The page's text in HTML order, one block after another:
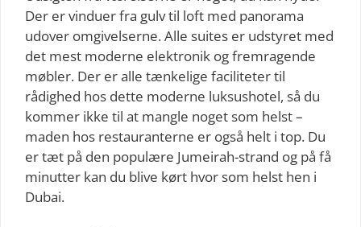
Der er vinduer fra gulv til loft med panorama
udover omgivelserne. Alle suites er udstyret med
det mest moderne elektronik og fremragende
møbler. Der er alle tænkelige faciliteter til
rådighed hos dette moderne luksushotel, så du
kommer ikke til at mangle noget som helst –
maden hos restauranterne er også helt i top. Du
er tæt på den populære Jumeirah-strand og på få
minutter kan du blive kørt hvor som helst hen i
Dubai.